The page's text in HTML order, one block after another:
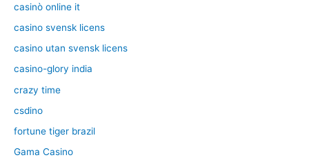
casinò online it
casino svensk licens
casino utan svensk licens
casino-glory india
crazy time
csdino
fortune tiger brazil
Gama Casino